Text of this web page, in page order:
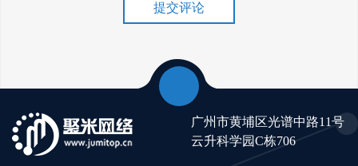
提交评论
广州市黄埔区光谱中路11号
云升科学园C栋706